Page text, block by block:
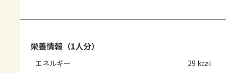
栄養情報（1人分）
エネルギー 29 kcal